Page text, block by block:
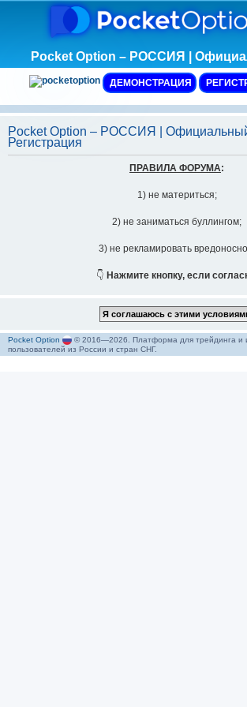
Pocket Option – РОССИЯ |
ДЕМОНСТРАЦИЯ
Pocket Option – РОССИЯ |
Регистрация
ПРАВИЛА ФОРУМА:
1) не материться;
2) не заниматься буллингом;
3) не рекламировать
👇 Нажмите кнопку, если
Pocket Option
© 2016—2026. Платформа для трейдинга и
пользователей из России и стран СНГ.